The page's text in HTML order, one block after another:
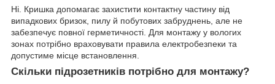
Ні. Кришка допомагає захистити контактну частину від
випадкових бризок, пилу й побутових забруднень, але не
забезпечує повної герметичності. Для монтажу у вологих
зонах потрібно враховувати правила електробезпеки та
допустиме місце встановлення.
Скільки підрозетників потрібно для монтажу?